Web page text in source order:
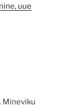
uue
Mineviku